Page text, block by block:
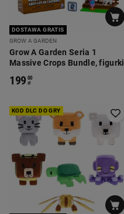
DOSTAWA GRATIS
GROW A GARDEN
Grow A Garden Seria 1
Massive Crops Bundle, figurki
199 00
zł
KOD DLC DO GRY